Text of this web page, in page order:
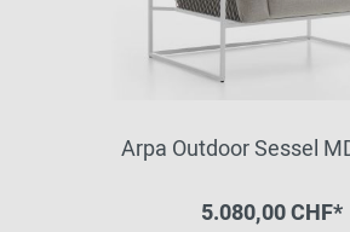
Arpa Outdoor Sessel
5.080,00 CHF*